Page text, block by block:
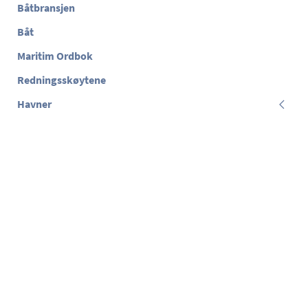
Båtbransjen
Båt
Maritim Ordbok
Redningsskøytene
Havner